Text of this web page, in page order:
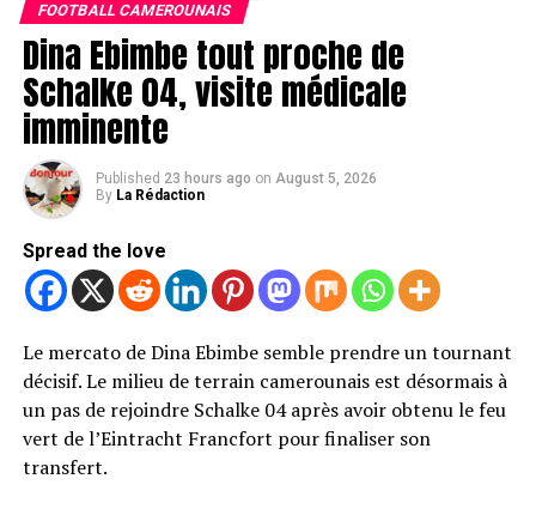
Cette décision marque un revirement majeur dans un
dossier qui avait suscité de nombreuses réactions au sein
du football africain.
Les sanctions de quatre matchs et
l’amende sont annulées
Avec cette décision, Samuel Eto’o est totalement
blanchi dans cette affaire. La suspension de quatre
matchs qui le visait est levée, tout comme l’amende de
Le président de la Fédération camerounaise de football
n’est donc plus concerné par ces mesures disciplinaires
et retrouve l’intégralité de ses prérogatives dans les
compétitions organisées sous l’égide de la CAF.
FOOTBALL CAMEROUNAIS
Dina Ebimbe tout proche de
Schalke 04, visite médicale
imminente
Published 23 hours ago on August 5, 2026
By La Rédaction
Spread the love
Le mercato de Dina Ebimbe semble prendre un tournant
décisif. Le milieu de terrain camerounais est désormais à
un pas de rejoindre Schalke 04 après avoir obtenu le feu
vert de l’Eintracht Francfort pour finaliser son
transfert.